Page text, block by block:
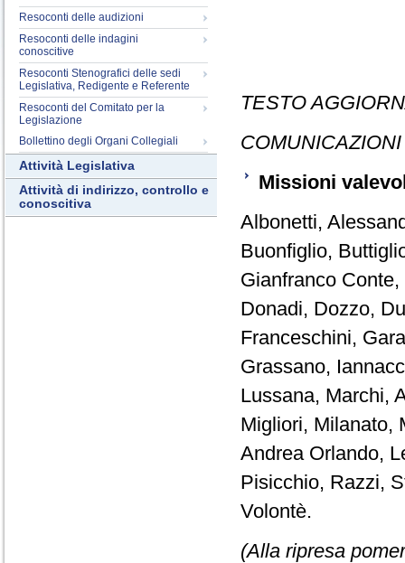
Resoconti delle audizioni
Resoconti delle indagini
conoscitive
Resoconti Stenografici delle sedi
Legislativa, Redigente e Referente
Resoconti del Comitato per la
Legislazione
Bollettino degli Organi Collegiali
Attività Legislativa
Attività di indirizzo, controllo e
conoscitiva
TESTO
COMUNICAZIONI
Missioni
Albonetti,
Buonfiglio,
Gianfranco
Donadi, Dozzo,
Franceschini,
Grassano,
Lussana, Marchi,
Migliori, Milanato,
Andrea Orlando,
Pisicchio, Razzi,
Volontè.
(Alla ripresa